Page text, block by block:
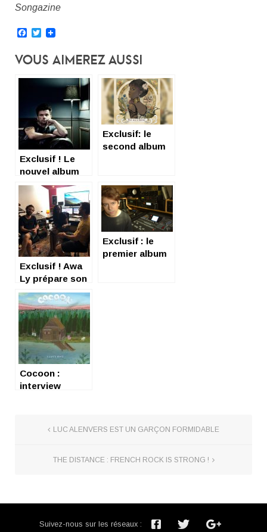
Songazine
Facebook
Twitter
Vous Aimerez Aussi
Exclusif ! Le
nouvel album
de Romain
Humeau
Exclusif: le
second album
Exclusif ! Awa
Ly prépare son
prochain album
Exclusif : le
premier album
Cocoon :
interview
LUC ALENVERS EST UN GARÇON FORMIDABLE
THE DISTANCE : FRENCH ROCK IS STRONG !
Suivez-nous sur les réseaux :